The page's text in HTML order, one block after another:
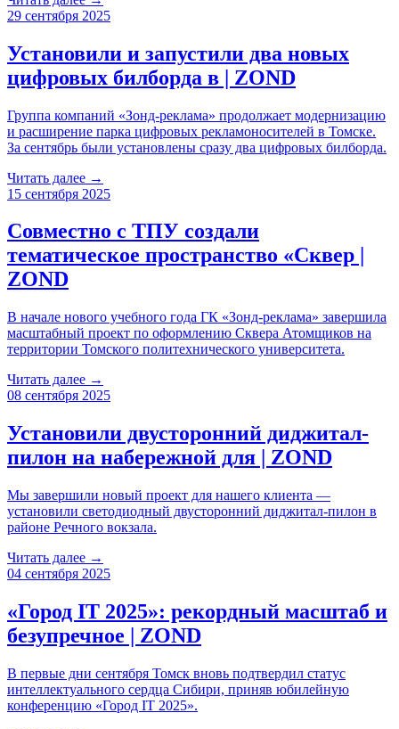
29 сентября 2025
Установили и запустили два новых
цифровых билборда в | ZOND
Группа компаний «Зонд-реклама» продолжает модернизацию
и расширение парка цифровых рекламоносителей в Томске.
За сентябрь были установлены сразу два цифровых билборда.
Читать далее →
15 сентября 2025
Совместно с ТПУ создали
тематическое пространство «Сквер |
ZOND
В начале нового учебного года ГК «Зонд-реклама» завершила
масштабный проект по оформлению Сквера Атомщиков на
территории Томского политехнического университета.
Читать далее →
08 сентября 2025
Установили двусторонний диджитал-
пилон на набережной для | ZOND
Мы завершили новый проект для нашего клиента —
установили светодиодный двусторонний диджитал-пилон в
районе Речного вокзала.
Читать далее →
04 сентября 2025
«Город IT 2025»: рекордный масштаб и
безупречное | ZOND
В первые дни сентября Томск вновь подтвердил статус
интеллектуального сердца Сибири, приняв юбилейную
конференцию «Город IT 2025».